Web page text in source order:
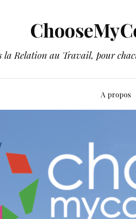
la Relation au Travail, pour
A propos